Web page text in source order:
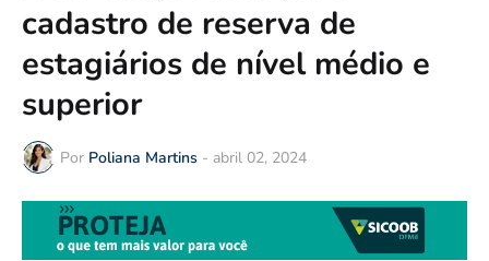
cadastro de reserva de
estagiários de nível médio e
superior
Por Poliana Martins - abril 02, 2024